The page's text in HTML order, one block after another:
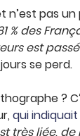
n’est pas
% des
est passé
se perd.
?
qui
très liée,